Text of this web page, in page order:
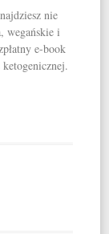
nie
wegańskie i
e-book